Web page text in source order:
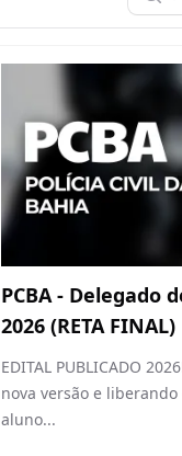
PCBA - Delegado
2026 (RETA FINAL)
EDITAL PUBLICADO
nova versão e
aluno...